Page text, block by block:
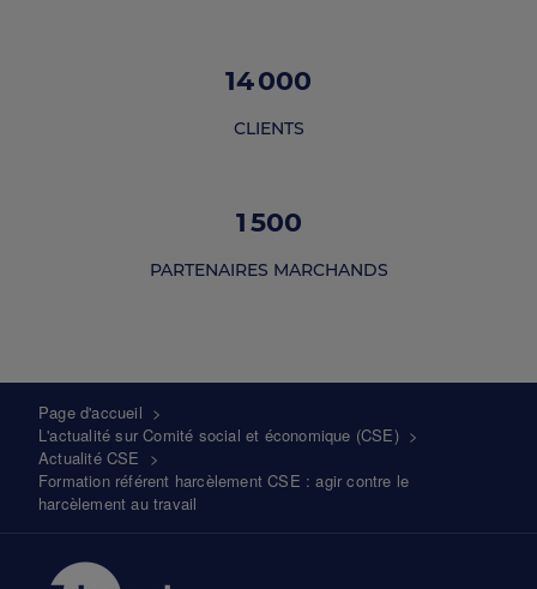
14 000
CLIENTS
1 500
PARTENAIRES MARCHANDS
Fil
d'Ariane
Page d'accueil >
L'actualité sur Comité social et économique (CSE)>
Actualité CSE >
Formation référent harcèlement CSE : agir contre le
harcèlement au travail